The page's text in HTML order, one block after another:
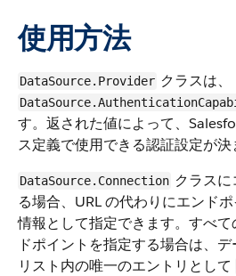
使用方法
DataSource.Provider クラスは、
す。返された値によって、
ス定義で使用できる認証設定が決
DataSource.Connection クラス
る場合、URL の代わりにエンド
情報として指定できます。すべ
ドポイントを指定する場合は、
リスト内の唯一のエントリとして